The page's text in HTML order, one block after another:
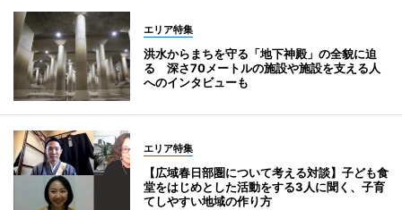
エリア特集
洪水からまちを守る「地下神殿」の全貌に迫
る 深さ70メートルの施設や施設を支える人
へのインタビューも
エリア特集
【広域春日部圏について考える対談】子ども食
堂をはじめとした活動をする3人に聞く、子育
てしやすい地域の作り方